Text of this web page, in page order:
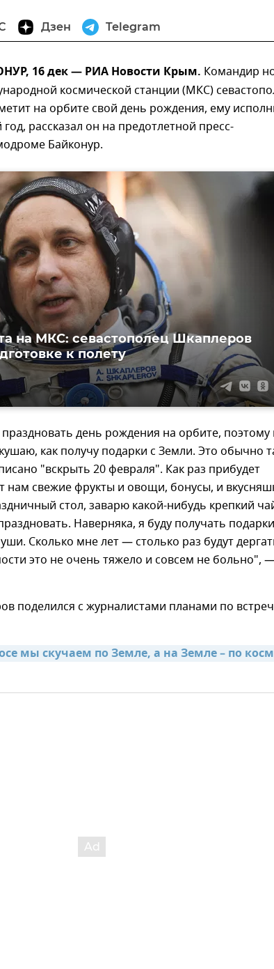
Дзен Telegram
16 дек — РИА Новости Крым. Командир
космической станции (МКС)
на орбите свой день рождения, ему
рассказал он на предотлетной пресс-
Байконур.
на МКС: севастополец Шкаплеров
к полету
день рождения на орбите,
как получу подарки с Земли. Это обычно
"вскрыть 20 февраля". Как раз прибудет
нам свежие фрукты и овощи, бонусы, и
стол, заварю какой-нибудь крепкий
Наверняка, я буду получать
Сколько мне лет — столько раз будут
это не очень тяжело и совсем не больно",
поделился с журналистами планами по
мы скучаем по Земле, а на Земле – по